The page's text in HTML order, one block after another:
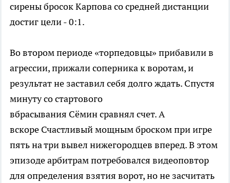
сирены бросок Карпова со средней дистанции
достиг цели - 0:1.
Во втором периоде «торпедовцы» прибавили в
агрессии, прижали соперника к воротам, и
результат не заставил себя долго ждать. Спустя
минуту со стартового
вбрасывания Сёмин сравнял счет. А
вскоре Счастливый мощным броском при игре
пять на три вывел нижегородцев вперед. В этом
эпизоде арбитрам потребовался видеоповтор
для определения взятия ворот, но не засчитать